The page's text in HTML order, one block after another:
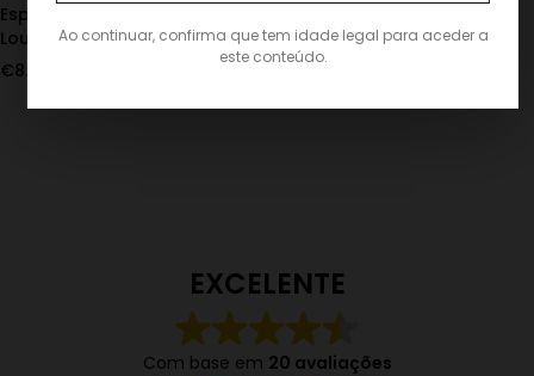
Espumante Encosta Cesta
Loureiro MS
€8.50
EXCELENTE
Com base em 20 avaliações
Ao continuar, confirma que tem idade legal para aceder a
este conteúdo.